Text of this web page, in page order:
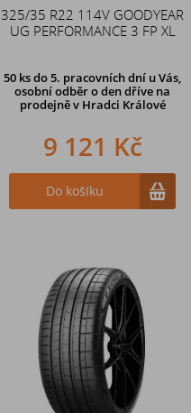
325/35 R22 114V GOODYEAR
UG PERFORMANCE 3 FP XL
50 ksdo 5. pracovních dní u Vás,
osobní odběr o den dříve na
prodejněv Hradci Králové
9 121 Kč
Do košíku